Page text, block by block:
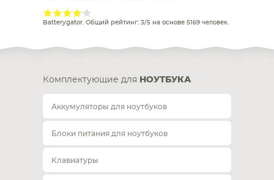
Batterygator. Общий рейтинг: 3/5 на основе 5169 человек.
Комплектующие для НОУТБУКА
Аккумуляторы для ноутбуков
Блоки питания для ноутбуков
Клавиатуры